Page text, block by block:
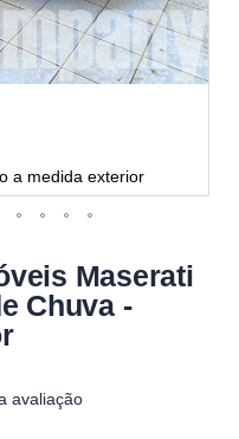
a medida exterior
Maserati
Chuva -
avaliação